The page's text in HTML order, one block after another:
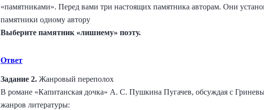
«памятниками». Перед вами три настоящих памятника авторам. Они
памятники одному автору
Выберите памятник «лишнему» поэту.
Ответ
Задание 2. Жанровый переполох
В романе «Капитанская дочка» А. С. Пушкина Пугачев, обсуждая с
жанров литературы: